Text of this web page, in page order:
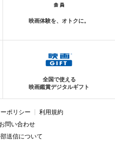
映画体験を、オトクに。
全国で使える
映画鑑賞デジタルギフト
ポリシー
利用規約
お問い合わせ
送信について